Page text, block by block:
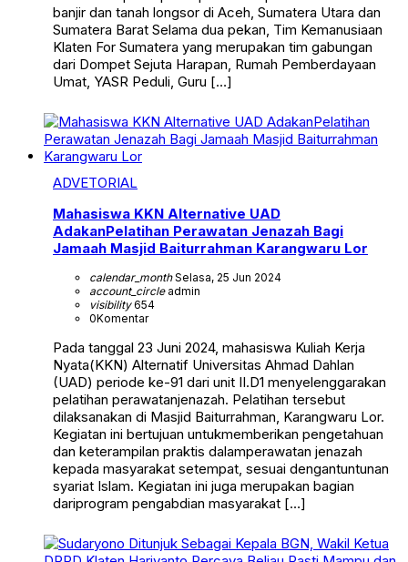
banjir dan tanah longsor di Aceh, Sumatera Utara dan
Sumatera Barat Selama dua pekan, Tim Kemanusiaan
Klaten For Sumatera yang merupakan tim gabungan
dari Dompet Sejuta Harapan, Rumah Pemberdayaan
Umat, YASR Peduli, Guru […]
ADVETORIAL
Mahasiswa KKN Alternative UAD
AdakanPelatihan Perawatan Jenazah Bagi
Jamaah Masjid Baiturrahman Karangwaru Lor
calendar_monthSelasa, 25 Jun 2024
account_circleadmin
visibility654
0Komentar
Pada tanggal 23 Juni 2024, mahasiswa Kuliah Kerja
Nyata(KKN) Alternatif Universitas Ahmad Dahlan
(UAD) periode ke-91 dari unit II.D1 menyelenggarakan
pelatihan perawatanjenazah. Pelatihan tersebut
dilaksanakan di Masjid Baiturrahman, Karangwaru Lor.
Kegiatan ini bertujuan untukmemberikan pengetahuan
dan keterampilan praktis dalamperawatan jenazah
kepada masyarakat setempat, sesuai dengantuntunan
syariat Islam. Kegiatan ini juga merupakan bagian
dariprogram pengabdian masyarakat […]